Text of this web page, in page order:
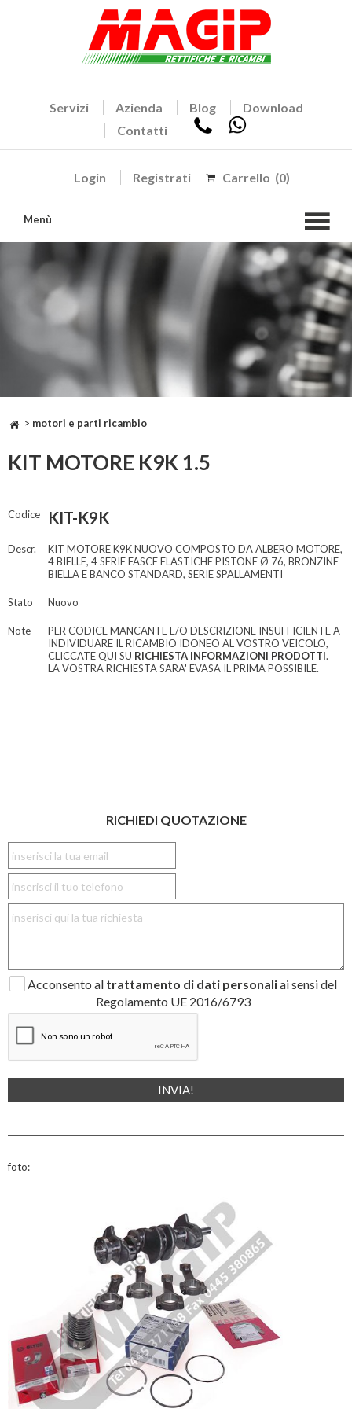
Servizi Azienda Blog
Download
Contatti
Login Registrati Carrello (0)
Menù
> motori e parti ricambio
KIT MOTORE K9K 1.5
Codice KIT-K9K
Descr.
KIT MOTORE K9K NUOVO COMPOSTO DA ALBERO MOTORE,
4 BIELLE, 4 SERIE FASCE ELASTICHE PISTONE Ø 76, BRONZINE
BIELLA E BANCO STANDARD, SERIE SPALLAMENTI
Stato Nuovo
Note
PER CODICE MANCANTE E/O DESCRIZIONE INSUFFICIENTE A
INDIVIDUARE IL RICAMBIO IDONEO AL VOSTRO VEICOLO,
CLICCATE QUI SU RICHIESTA INFORMAZIONI PRODOTTI.
LA VOSTRA RICHIESTA SARA' EVASA IL PRIMA POSSIBILE.
RICHIEDI QUOTAZIONE
Acconsento al trattamento di dati personaliai sensi del
Regolamento UE 2016/6793
foto: